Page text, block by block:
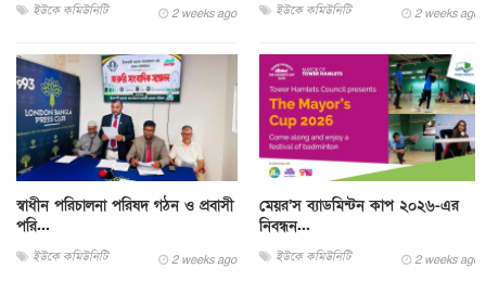
ইউকে কমিউনিটি 2 weeks ago ইউকে কমিউনিটি 2 weeks ago
স্বাধীন পরিচালনা পরিষদ গঠন ও প্রবাসী
পরি...
ইউকে কমিউনিটি 2 weeks ago
মেয়র’স ব্যাডমিন্টন কাপ ২০২৬-এর
নিবন্ধন...
ইউকে কমিউনিটি 2 weeks ago